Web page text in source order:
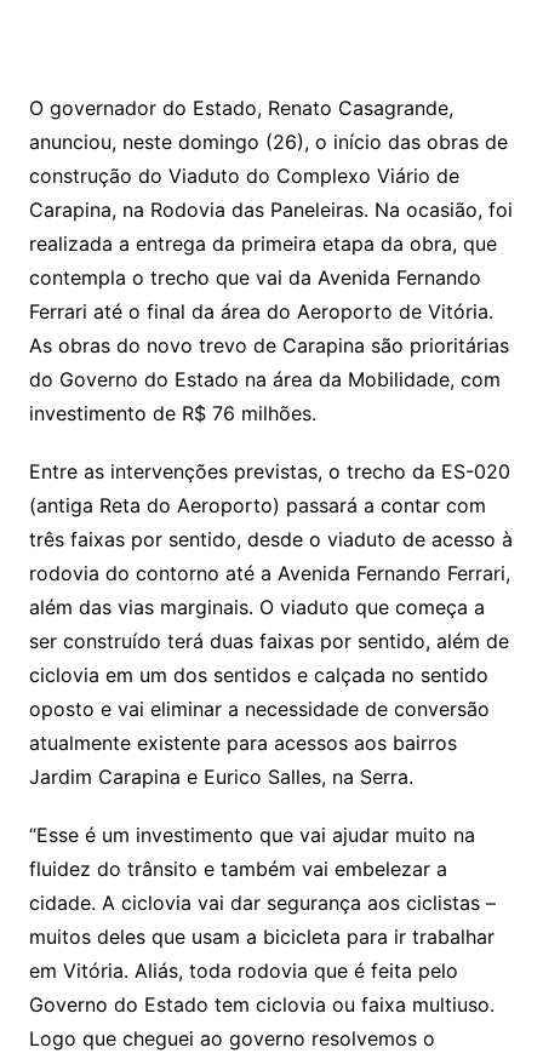
O governador do Estado, Renato Casagrande,
anunciou, neste domingo (26), o início das obras de
construção do Viaduto do Complexo Viário de
Carapina, na Rodovia das Paneleiras. Na ocasião, foi
realizada a entrega da primeira etapa da obra, que
contempla o trecho que vai da Avenida Fernando
Ferrari até o final da área do Aeroporto de Vitória.
As obras do novo trevo de Carapina são prioritárias
do Governo do Estado na área da Mobilidade, com
investimento de R$ 76 milhões.
Entre as intervenções previstas, o trecho da ES-020
(antiga Reta do Aeroporto) passará a contar com
três faixas por sentido, desde o viaduto de acesso à
rodovia do contorno até a Avenida Fernando Ferrari,
além das vias marginais. O viaduto que começa a
ser construído terá duas faixas por sentido, além de
ciclovia em um dos sentidos e calçada no sentido
oposto e vai eliminar a necessidade de conversão
atualmente existente para acessos aos bairros
Jardim Carapina e Eurico Salles, na Serra.
“Esse é um investimento que vai ajudar muito na
fluidez do trânsito e também vai embelezar a
cidade. A ciclovia vai dar segurança aos ciclistas –
muitos deles que usam a bicicleta para ir trabalhar
em Vitória. Aliás, toda rodovia que é feita pelo
Governo do Estado tem ciclovia ou faixa multiuso.
Logo que cheguei ao governo resolvemos o